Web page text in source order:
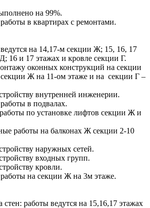
на 99%.
в квартирах с ремонтами.
на 14,17-м секции Ж; 15, 16, 17
16 и 17 этажах и кровле секции Г.
оконных конструкций на секции
Ж на 11-ом этаже и на секции Г –
внутренней инженерии.
в подвалах.
по установке лифтов секции Ж и
работы на балконах Ж секции 2-10
наружных сетей.
входных групп.
кровли.
на секции Ж на 3м этаже.
стен: работы ведутся на 15,16,17 этажах